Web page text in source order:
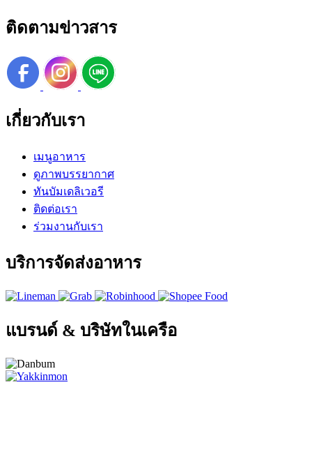
ติดตามข่าวสาร
เกี่ยวกับเรา
เมนูอาหาร
ดูภาพบรรยากาศ
ทันบัมเดลิเวอรี
ติดต่อเรา
ร่วมงานกับเรา
บริการจัดส่งอาหาร
แบรนด์ & บริษัทในเครือ